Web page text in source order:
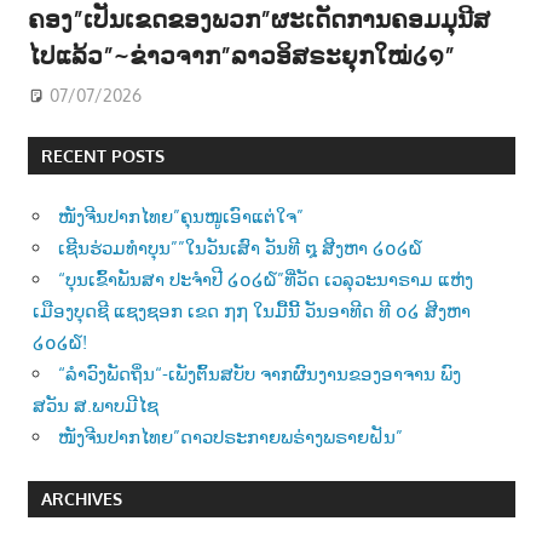
ຄອງ”ເປັນເຂດຂອງພວກ”ຜະເດັດການຄອມມຸນີສ
ໄປແລ້ວ”~ຂ່າວຈາກ”ລາວອິສຣະຍຸກໃໝ່໒໑”
07/07/2026
RECENT POSTS
ໜັງຈີນປາກໄທຍ”ຄຸນໜູເອົາແຕ່ໃຈ”
ເຊີນຮ່ວມທຳບຸນ””ໃນວັນເສົາ ວັນທີ ໘ ສີງຫາ ໒໐໒໖
“ບຸນເຂົ້າພັນສາ ປະຈຳປີ ໒໐໒໖”ທີ່ວັດ ເວລຸວະນາຣາມ ແຫ່ງ
ເມືອງບຸດຊີ ແຊງຊອກ ເຂດ ໗໗ ໃນມື້ນີ້ ວັນອາທີດ ທີ ໐໒ ສີງຫາ
໒໐໒໖!
“ລຳວົງພັດຖິ່ນ“-ເພັງຕົ້ນສບັບ ຈາກຜົນງານຂອງອາຈານ ພົງ
ສວັນ ສ.ພາບມີໄຊ
ໜັງຈີນປາກໄທຍ”ດາວປຣະກາຍພຣ່າງພຣາຍຝັນ”
ARCHIVES